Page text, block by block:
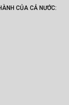
CỦA CẢ NƯỚC: